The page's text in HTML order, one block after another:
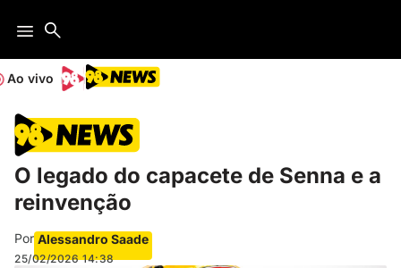
Ao vivo
O legado do capacete de Senna e a
reinvenção
Por Alessandro Saade
25/02/2026 14:38